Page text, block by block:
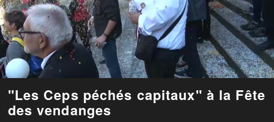
"Les Ceps péchés capitaux" à la Fête
des vendanges